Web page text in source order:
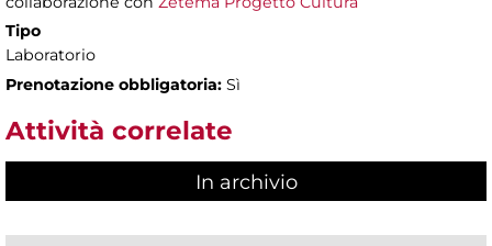
Tipo
Laboratorio
Prenotazione obbligatoria: Sì
Attività correlate
In archivio